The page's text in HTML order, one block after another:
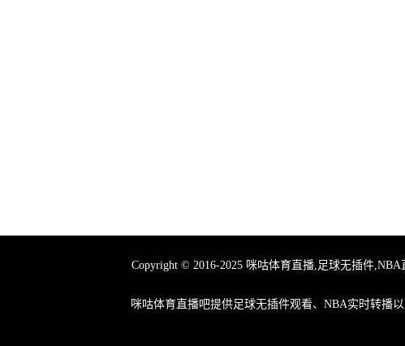
Copyright © 2016-2025 咪咕体育直播,足球无插件
咪咕体育直播吧提供足球无插件观看、NBA实时转播